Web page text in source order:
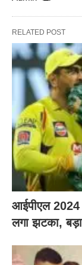
RELATED POST
आईपीएल 2024
लगा झटका,